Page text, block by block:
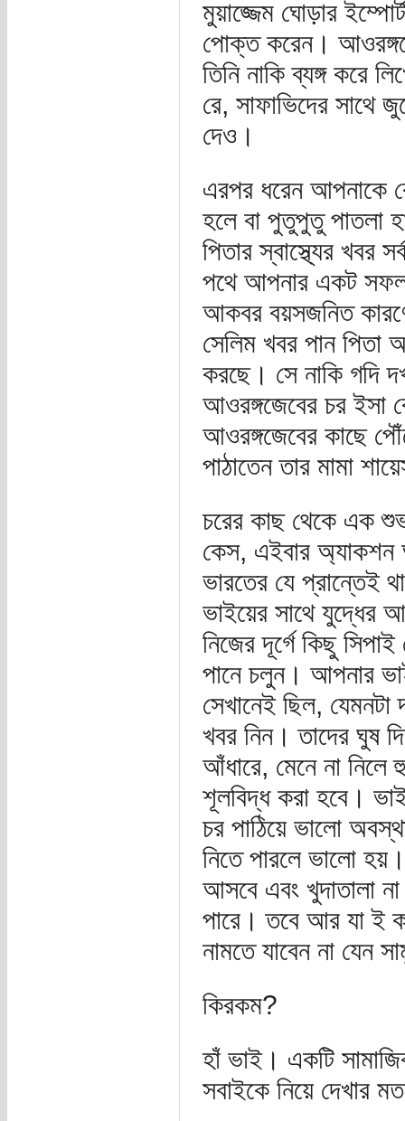
মুয়াজ্জেম ঘোড়ার
পোক্ত করেন।
তিনি নাকি ব্যঙ্গ করে
রে, সাফাভিদের সাথে
দেও।
এরপর ধরেন আপনাকে
হলে বা পুতুপুতু পাতলা
পিতার স্বাস্থ্যের খবর
পথে আপনার একট সফল
আকবর বয়সজনিত
সেলিম খবর পান পিতা
করছে। সে নাকি গদি
আওরঙ্গজেবের চর ইসা
আওরঙ্গজেবের কাছে
পাঠাতেন তার মামা
চরের কাছ থেকে এক
কেস, এইবার অ্যাকশন
ভারতের যে প্রান্তেই
ভাইয়ের সাথে যুদ্ধের
নিজের দূর্গে কিছু
পানে চলুন। আপনার
সেখানেই ছিল, যেমনটা
খবর নিন। তাদের ঘুষ
আঁধারে, মেনে না নিলে
শূলবিদ্ধ করা হবে।
চর পাঠিয়ে ভালো
নিতে পারলে ভালো
আসবে এবং খুদাতালা
পারে। তবে আর যা ই
নামতে যাবেন না যেন
কিরকম?
হাঁ ভাই। একটি
সবাইকে নিয়ে দেখার